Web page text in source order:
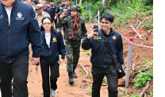
นพื้นฐานผลการหารือใน
รจังหวัดสระแก้ว และผู้
ระสานงานกันเพื่อการ
เกิดความสงบเรียบร้อย